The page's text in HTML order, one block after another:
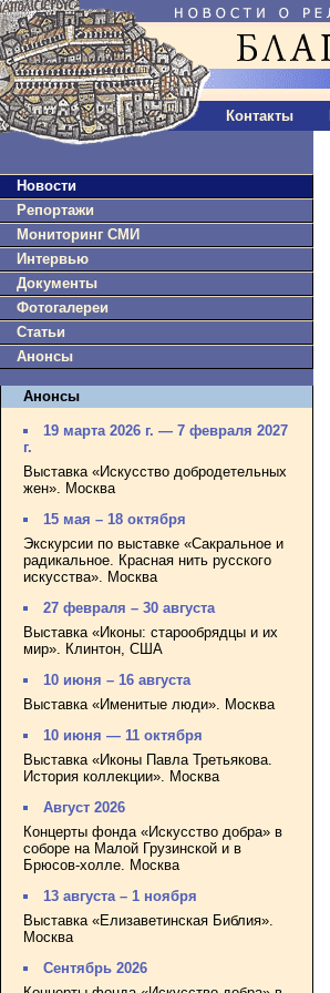
Контакты
Новости
Репортажи
Мониторинг СМИ
Интервью
Документы
Фотогалереи
Статьи
Анонсы
Анонсы
19 марта 2026 г. — 7 февраля 2027
г.
Выставка «Искусство добродетельных
жен». Москва
15 мая – 18 октября
Экскурсии по выставке «Сакральное и
радикальное. Красная нить русского
искусства». Москва
27 февраля – 30 августа
Выставка «Иконы: старообрядцы и их
мир». Клинтон, США
10 июня – 16 августа
Выставка «Именитые люди». Москва
10 июня — 11 октября
Выставка «Иконы Павла Третьякова.
История коллекции». Москва
Август 2026
Концерты фонда «Искусство добра» в
соборе на Малой Грузинской и в
Брюсов-холле. Москва
13 августа – 1 ноября
Выставка «Елизаветинская Библия».
Москва
Сентябрь 2026